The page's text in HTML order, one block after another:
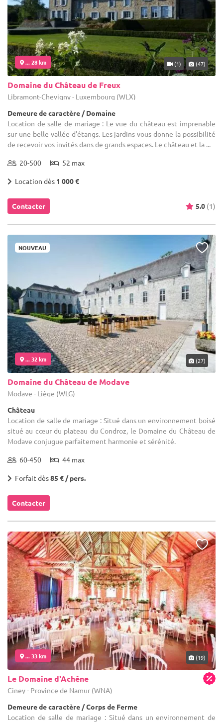
... 28 km (1) (47)
Domaine du Château de Freux
Libramont-Chevigny - Luxembourg (WLX)
Demeure de caractère / Domaine
Location de salle de mariage : Le vue du château est imprenable
sur une belle vallée d'étangs. Les jardins vous donne la possibilité
de recevoir vos invités dans de grands espaces. Le château et la ...
20-500 52 max
Location dès 1 000 €
Contacter 5.0 (1)
NOUVEAU
... 32 km (27)
Domaine du Château de Modave
Modave - Liège (WLG)
Château
Location de salle de mariage : Situé dans un environnement boisé
situé au cœur du plateau du Condroz, le Domaine du Château de
Modave conjugue parfaitement harmonie et sérénité.
60-450 44 max
Forfait dès85 € / pers.
Contacter
... 33 km (19)
Le Domaine d'Achêne
Ciney - Province de Namur (WNA)
Demeure de caractère / Corps de Ferme
Location de salle de mariage : Situé dans un environnement de